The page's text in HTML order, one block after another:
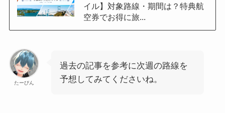
イル】対象路線・期間は？特典航
空券でお得に旅...
たーびん
過去の記事を参考に次週の路線を
予想してみてくださいね。